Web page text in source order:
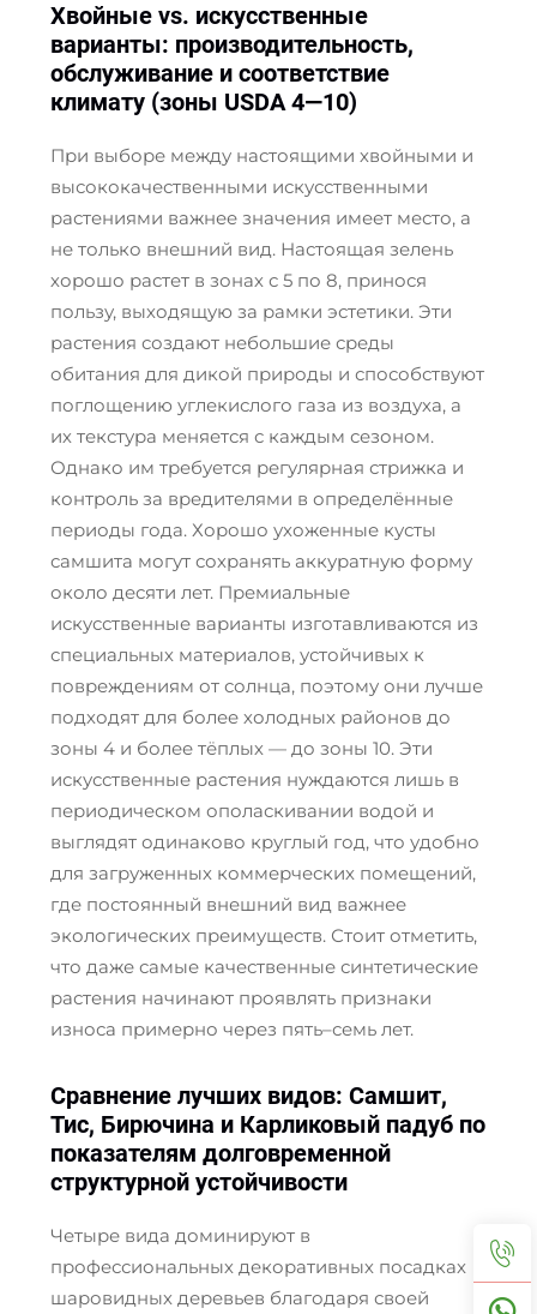
Хвойные vs. искусственные
варианты: производительность,
обслуживание и соответствие
климату (зоны USDA 4—10)
При выборе между настоящими хвойными и
высококачественными искусственными
растениями важнее значения имеет место, а
не только внешний вид. Настоящая зелень
хорошо растет в зонах с 5 по 8, принося
пользу, выходящую за рамки эстетики. Эти
растения создают небольшие среды
обитания для дикой природы и способствуют
поглощению углекислого газа из воздуха, а
их текстура меняется с каждым сезоном.
Однако им требуется регулярная стрижка и
контроль за вредителями в определённые
периоды года. Хорошо ухоженные кусты
самшита могут сохранять аккуратную форму
около десяти лет. Премиальные
искусственные варианты изготавливаются из
специальных материалов, устойчивых к
повреждениям от солнца, поэтому они лучше
подходят для более холодных районов до
зоны 4 и более тёплых — до зоны 10. Эти
искусственные растения нуждаются лишь в
периодическом ополаскивании водой и
выглядят одинаково круглый год, что удобно
для загруженных коммерческих помещений,
где постоянный внешний вид важнее
экологических преимуществ. Стоит отметить,
что даже самые качественные синтетические
растения начинают проявлять признаки
износа примерно через пять–семь лет.
Сравнение лучших видов: Самшит,
Тис, Бирючина и Карликовый падуб по
показателям долговременной
структурной устойчивости
Четыре вида доминируют в
профессиональных декоративных посадках
шаровидных деревьев благодаря своей